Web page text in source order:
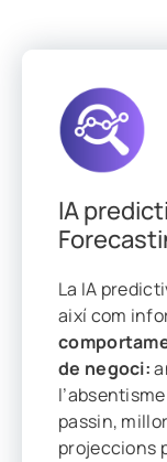
IA
La IA
així com
de negoci:
passin,
projeccions